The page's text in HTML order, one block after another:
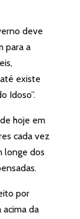
deve
para a
existe
Idoso”.
hoje em
cada vez
longe dos
por
da